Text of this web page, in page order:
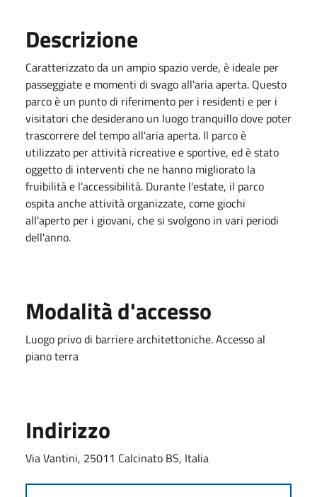
Descrizione
Caratterizzato da un ampio spazio verde, è ideale per
passeggiate e momenti di svago all'aria aperta. Questo
parco è un punto di riferimento per i residenti e per i
visitatori che desiderano un luogo tranquillo dove poter
trascorrere del tempo all'aria aperta. Il parco è
utilizzato per attività ricreative e sportive, ed è stato
oggetto di interventi che ne hanno migliorato la
fruibilità e l'accessibilità. Durante l'estate, il parco
ospita anche attività organizzate, come giochi
all'aperto per i giovani, che si svolgono in vari periodi
dell'anno​.
Modalità d'accesso
Luogo privo di barriere architettoniche. Accesso al
piano terra
Indirizzo
Via Vantini, 25011 Calcinato BS, Italia